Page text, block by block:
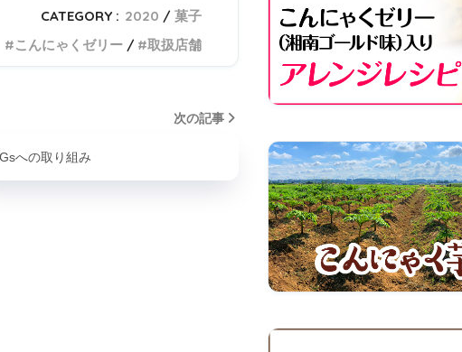
CATEGORY : 2020
菓子
こんにゃくゼリー 取扱店舗
次の記事
への取り組み